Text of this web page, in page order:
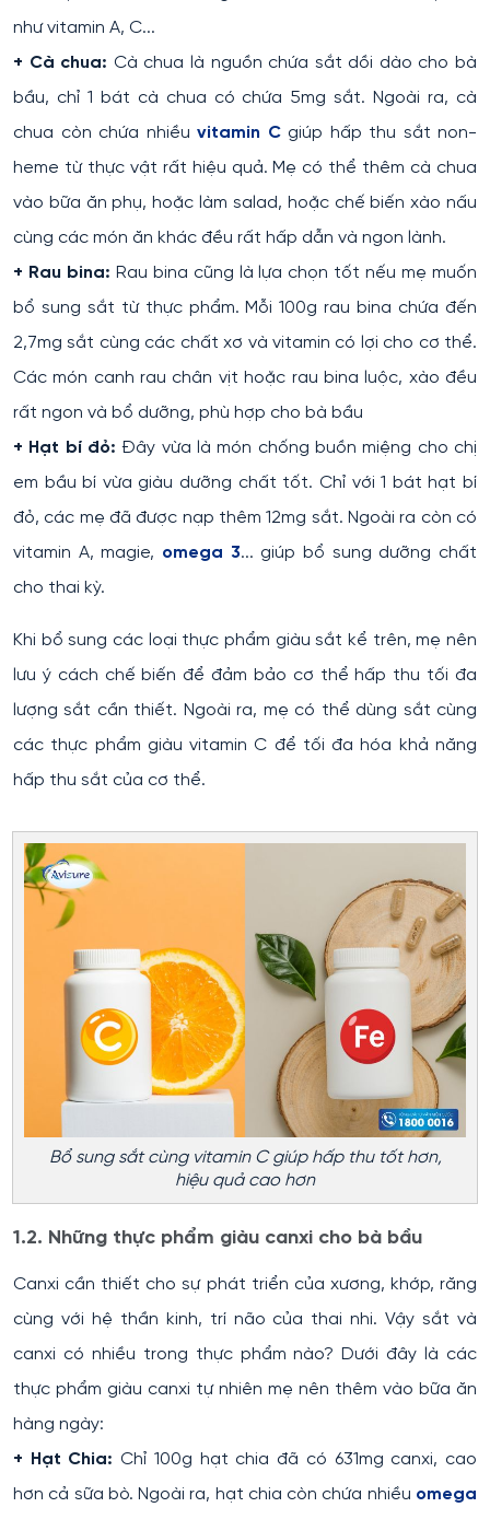
như vitamin A, C...
+ Cà chua: Cà chua là nguồn chứa sắt dồi dào cho bà
bầu, chỉ 1 bát cà chua có chứa 5mg sắt. Ngoài ra, cà
chua còn chứa nhiều vitamin Cgiúp hấp thu sắt non-
heme từ thực vật rất hiệu quả. Mẹ có thể thêm cà chua
vào bữa ăn phụ, hoặc làm salad, hoặc chế biến xào nấu
cùng các món ăn khác đều rất hấp dẫn và ngon lành.
+ Rau bina: Rau bina cũng là lựa chọn tốt nếu mẹ muốn
bổ sung sắt từ thực phẩm. Mỗi 100g rau bina chứa đến
2,7mg sắt cùng các chất xơ và vitamin có lợi cho cơ thể.
Các món canh rau chân vịt hoặc rau bina luộc, xào đều
rất ngon và bổ dưỡng, phù hợp cho bà bầu
+ Hạt bí đỏ:Đây vừa là món chống buồn miệng cho chị
em bầu bí vừa giàu dưỡng chất tốt. Chỉ với 1 bát hạt bí
đỏ, các mẹ đã được nạp thêm 12mg sắt. Ngoài ra còn có
vitamin A, magie, omega 3... giúp bổ sung dưỡng chất
cho thai kỳ.
Khi bổ sung các loại thực phẩm giàu sắt kể trên, mẹ nên
lưu ý cách chế biến để đảm bảo cơ thể hấp thu tối đa
lượng sắt cần thiết. Ngoài ra, mẹ có thể dùng sắt cùng
các thực phẩm giàu vitamin C để tối đa hóa khả năng
hấp thu sắt của cơ thể.
Bổ sung sắt cùng vitamin C giúp hấp thu tốt hơn,
hiệu quả cao hơn
1.2. Những thực phẩm giàu canxi cho bà bầu
Canxi cần thiết cho sự phát triển của xương, khớp, răng
cùng với hệ thần kinh, trí não của thai nhi. Vậy sắt và
canxi có nhiều trong thực phẩm nào? Dưới đây là các
thực phẩm giàu canxi tự nhiên mẹ nên thêm vào bữa ăn
hàng ngày:
+ Hạt Chia: Chỉ 100g hạt chia đã có 631mg canxi, cao
hơn cả sữa bò. Ngoài ra, hạt chia còn chứa nhiều omega